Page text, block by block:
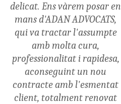
delicat. Ens vàrem posar en
mans d'ADAN ADVOCATS,
qui va tractar l'assumpte
amb molta cura,
professionalitat i rapidesa,
aconseguint un nou
contracte amb l'esmentat
client, totalment renovat